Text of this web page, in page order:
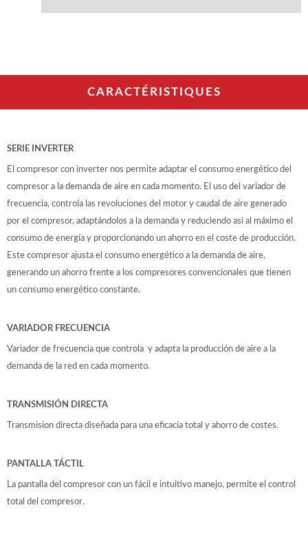
CARACTÉRISTIQUES
SERIE INVERTER
El compresor con inverter nos permite adaptar el consumo energético del
compresor a la demanda de aire en cada momento. El uso del variador de
frecuencia, controla las revoluciones del motor y caudal de aire generado
por el compresor, adaptándolos a la demanda y reduciendo asi al máximo el
consumo de energía y proporcionando un ahorro en el coste de producción.
Este compresor ajusta el consumo energético a la demanda de aire,
generando un ahorro frente a los compresores convencionales que tienen
un consumo energético constante.
VARIADOR FRECUENCIA
Variador de frecuencia que controla y adapta la producción de aire a la
demanda de la red en cada momento.
TRANSMISIÓN DIRECTA
Transmision directa diseñada para una eficacia total y ahorro de costes.
PANTALLA TÁCTIL
La pantalla del compresor con un fácil e intuitivo manejo, permite el control
total del compresor.